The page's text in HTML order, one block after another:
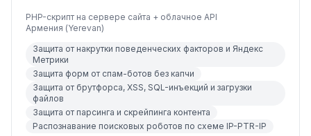
PHP-скрипт на сервере сайта + облачное API
Армения (Yerevan)
Защита от накрутки поведенческих факторов и Яндекс
Метрики
Защита форм от спам-ботов без капчи
Защита от брутфорса, XSS, SQL-инъекций и загрузки
файлов
Защита от парсинга и скрейпинга контента
Распознавание поисковых роботов по схеме IP-PTR-IP